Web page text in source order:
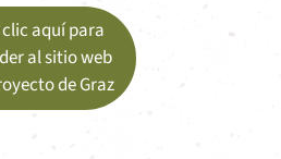
aquí para
al sitio web
de Graz